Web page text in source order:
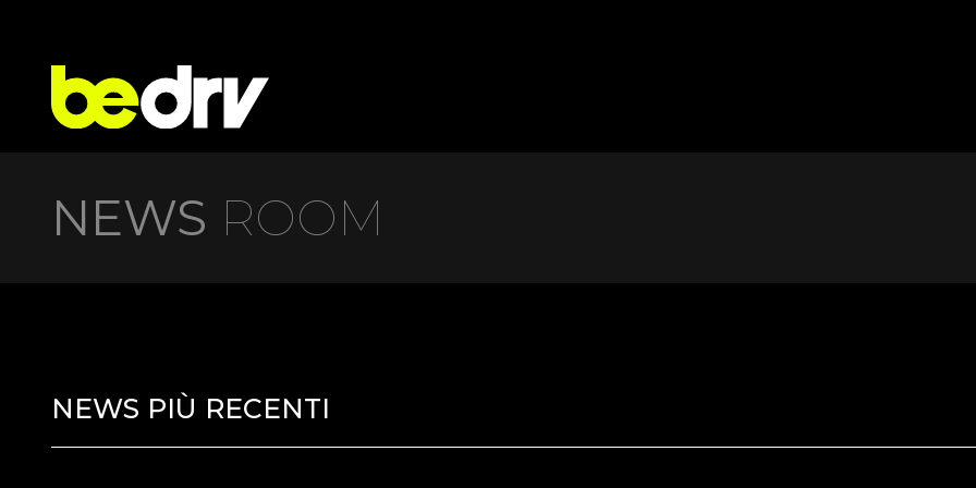
NEWS ROOM
NEWS PIÙ RECENTI